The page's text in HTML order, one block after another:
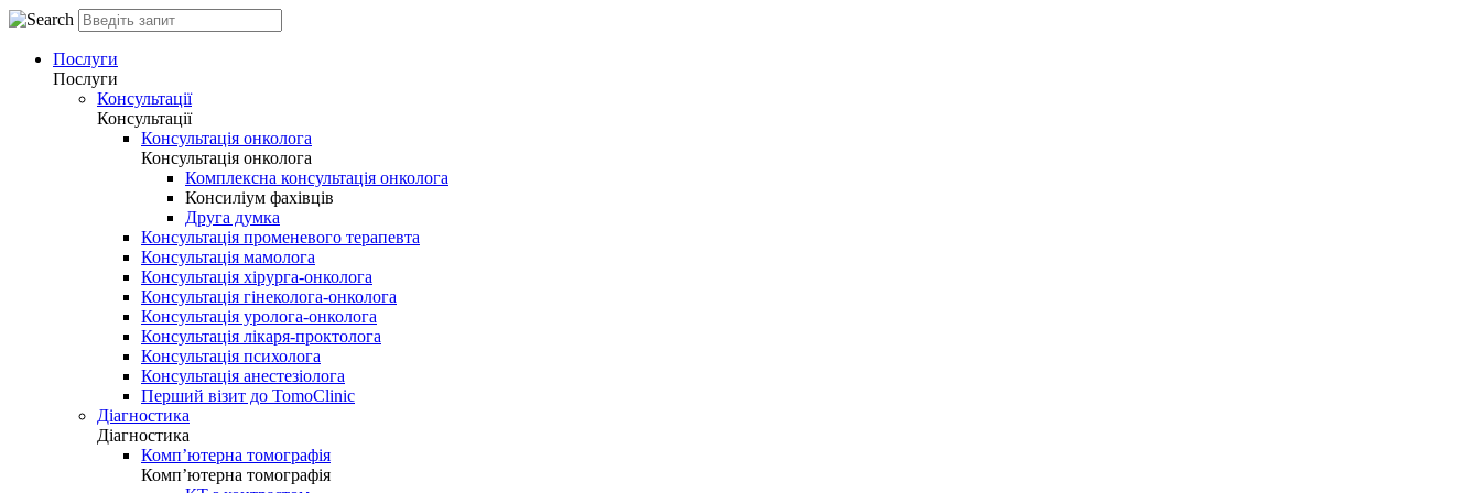
Послуги
Послуги
Консультації
Консультації
Консультація онколога
Консультація онколога
Комплексна консультація онколога
Консиліум фахівців
Друга думка
Консультація променевого терапевта
Консультація мамолога
Консультація хірурга-онколога
Консультація гінеколога-онколога
Консультація уролога-онколога
Консультація лікаря-проктолога
Консультація психолога
Консультація анестезіолога
Перший візит до TomoClinic
Діагностика
Діагностика
Комп’ютерна томографія
Комп’ютерна томографія